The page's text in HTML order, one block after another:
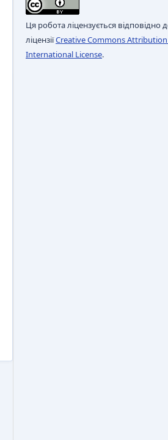
Ця робота ліцензується відповідно
ліцензіїCreative Commons Attribution
International License.